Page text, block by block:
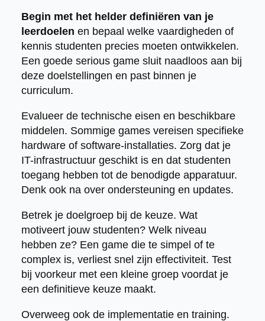
Begin met het helder definiëren van je
leerdoelen en bepaal welke vaardigheden of
kennis studenten precies moeten ontwikkelen.
Een goede serious game sluit naadloos aan bij
deze doelstellingen en past binnen je
curriculum.
Evalueer de technische eisen en beschikbare
middelen. Sommige games vereisen specifieke
hardware of software-installaties. Zorg dat je
IT-infrastructuur geschikt is en dat studenten
toegang hebben tot de benodigde apparatuur.
Denk ook na over ondersteuning en updates.
Betrek je doelgroep bij de keuze. Wat
motiveert jouw studenten? Welk niveau
hebben ze? Een game die te simpel of te
complex is, verliest snel zijn effectiviteit. Test
bij voorkeur met een kleine groep voordat je
een definitieve keuze maakt.
Overweeg ook de implementatie en training.